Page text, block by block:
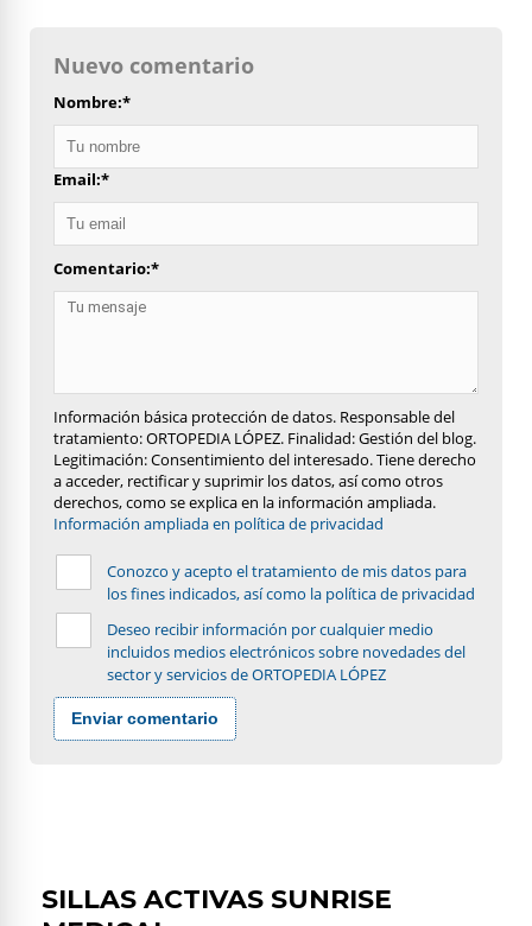
Nuevo comentario
Nombre:*
Email:*
Comentario:*
Información básica protección de datos. Responsable del
tratamiento: ORTOPEDIA LÓPEZ. Finalidad: Gestión del blog.
Legitimación: Consentimiento del interesado. Tiene derecho
a acceder, rectificar y suprimir los datos, así como otros
derechos, como se explica en la información ampliada.
Información ampliada en política de privacidad
Conozco y acepto el tratamiento de mis datos para
los fines indicados, así como la política de privacidad
Deseo recibir información por cualquier medio
incluidos medios electrónicos sobre novedades del
sector y servicios de ORTOPEDIA LÓPEZ
Enviar comentario
SILLAS ACTIVAS SUNRISE